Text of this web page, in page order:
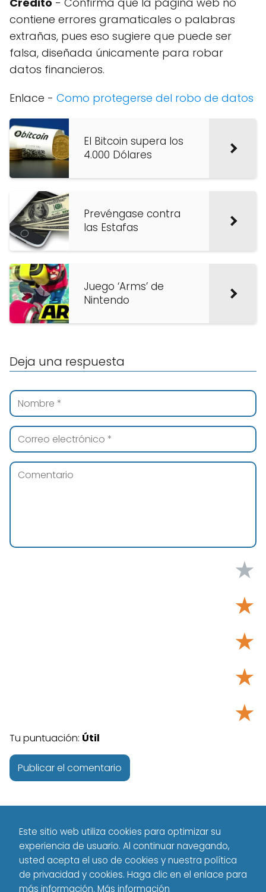
contiene errores gramaticales o palabras
extrañas, pues eso sugiere que puede ser
falsa, diseñada únicamente para robar
datos financieros.
Enlace - Como protegerse del robo de datos
El Bitcoin supera los
4.000 Dólares
Prevéngase contra
las Estafas
Juego ‘Arms’ de
Nintendo
Deja una respuesta
★
★
★
★
★
Tu puntuación: Útil
Tecnología - Technology Español
Seguridad
Este sitio web utiliza cookies para optimizar su
experiencia de usuario. Al continuar navegando,
usted acepta el uso de cookies y nuestra política
de privacidad y cookies. Haga clic en el enlace para
más información. Más información